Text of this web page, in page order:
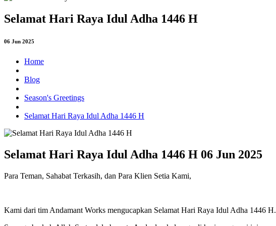
Selamat Hari Raya Idul Adha 1446 H
06 Jun 2025
Home
Blog
Season's Greetings
Selamat Hari Raya Idul Adha 1446 H
Selamat Hari Raya Idul Adha 1446 H 06 Jun 2025
Para Teman, Sahabat Terkasih, dan Para Klien Setia Kami,
Kami dari tim Andamant Works mengucapkan Selamat Hari Raya Idul Adha 1446 H.